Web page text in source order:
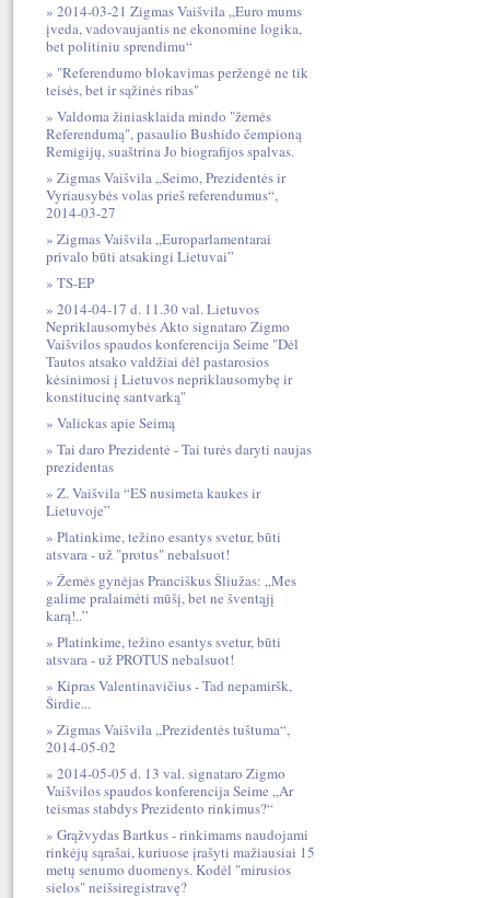
2014-03-21 Zigmas Vaišvila „Euro mums
įveda, vadovaujantis ne ekonomine logika,
bet politiniu sprendimu“
"Referendumo blokavimas peržengė ne tik
teisės, bet ir sąžinės ribas"
Valdoma žiniasklaida mindo "žemės
Referendumą", pasaulio Bushido čempioną
Remigijų, suaštrina Jo biografijos spalvas.
Zigmas Vaišvila „Seimo, Prezidentės ir
Vyriausybės volas prieš referendumus“,
2014-03-27
Zigmas Vaišvila „Europarlamentarai
privalo būti atsakingi Lietuvai”
TS-EP
2014-04-17 d. 11.30 val. Lietuvos
Nepriklausomybės Akto signataro Zigmo
Vaišvilos spaudos konferencija Seime "Dėl
Tautos atsako valdžiai dėl pastarosios
kėsinimosi į Lietuvos nepriklausomybę ir
konstitucinę santvarką"
Valickas apie Seimą
Tai daro Prezidentė - Tai turės daryti naujas
prezidentas
Z. Vaišvila “ES nusimeta kaukes ir
Lietuvoje”
Platinkime, težino esantys svetur, būti
atsvara - už "protus" nebalsuot!
Žemės gynėjas Pranciškus Šliužas: „Mes
galime pralaimėti mūšį, bet ne šventąjį
karą!..”
Platinkime, težino esantys svetur, būti
atsvara - už PROTUS nebalsuot!
Kipras Valentinavičius - Tad nepamiršk,
Širdie...
Zigmas Vaišvila „Prezidentės tuštuma“,
2014-05-02
2014-05-05 d. 13 val. signataro Zigmo
Vaišvilos spaudos konferencija Seime „Ar
teismas stabdys Prezidento rinkimus?“
Grąžvydas Bartkus - rinkimams naudojami
rinkėjų sąrašai, kuriuose įrašyti mažiausiai 15
metų senumo duomenys. Kodėl "mirusios
sielos" neišsiregistravę?